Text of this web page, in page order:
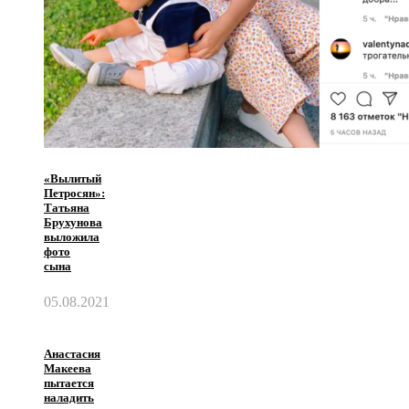
«Вылитый
Петросян»:
Татьяна
Брухунова
выложила
фото
сына
05.08.2021
Анастасия
Макеева
пытается
наладить